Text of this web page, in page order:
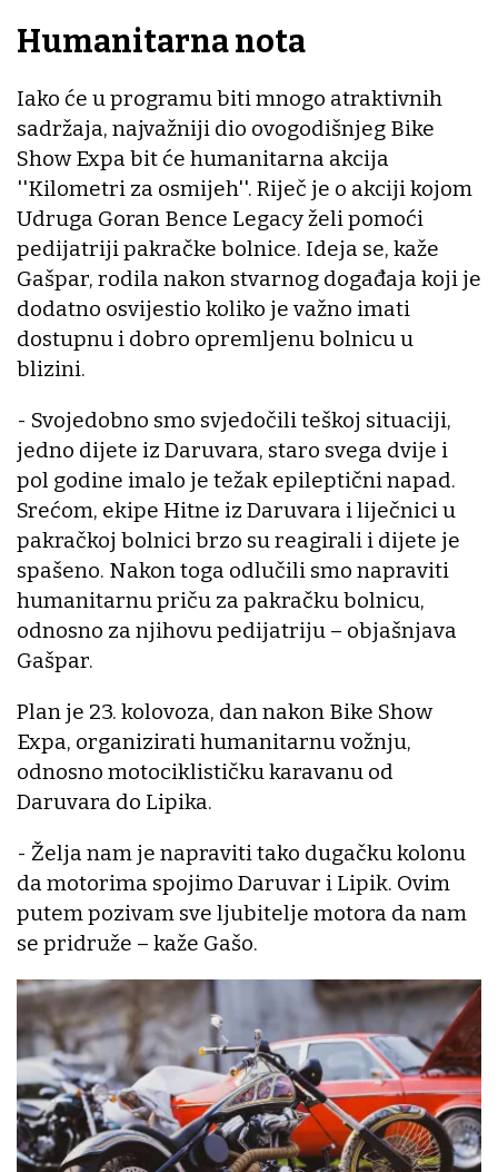
Humanitarna nota
Iako će u programu biti mnogo atraktivnih
sadržaja, najvažniji dio ovogodišnjeg Bike
Show Expa bit će humanitarna akcija
''Kilometri za osmijeh''. Riječ je o akciji kojom
Udruga Goran Bence Legacy želi pomoći
pedijatriji pakračke bolnice. Ideja se, kaže
Gašpar, rodila nakon stvarnog događaja koji je
dodatno osvijestio koliko je važno imati
dostupnu i dobro opremljenu bolnicu u
blizini.
- Svojedobno smo svjedočili teškoj situaciji,
jedno dijete iz Daruvara, staro svega dvije i
pol godine imalo je težak epileptični napad.
Srećom, ekipe Hitne iz Daruvara i liječnici u
pakračkoj bolnici brzo su reagirali i dijete je
spašeno. Nakon toga odlučili smo napraviti
humanitarnu priču za pakračku bolnicu,
odnosno za njihovu pedijatriju – objašnjava
Gašpar.
Plan je 23. kolovoza, dan nakon Bike Show
Expa, organizirati humanitarnu vožnju,
odnosno motociklističku karavanu od
Daruvara do Lipika.
- Želja nam je napraviti tako dugačku kolonu
da motorima spojimo Daruvar i Lipik. Ovim
putem pozivam sve ljubitelje motora da nam
se pridruže – kaže Gašo.